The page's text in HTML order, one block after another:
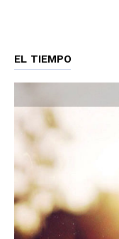
EL TIEMPO